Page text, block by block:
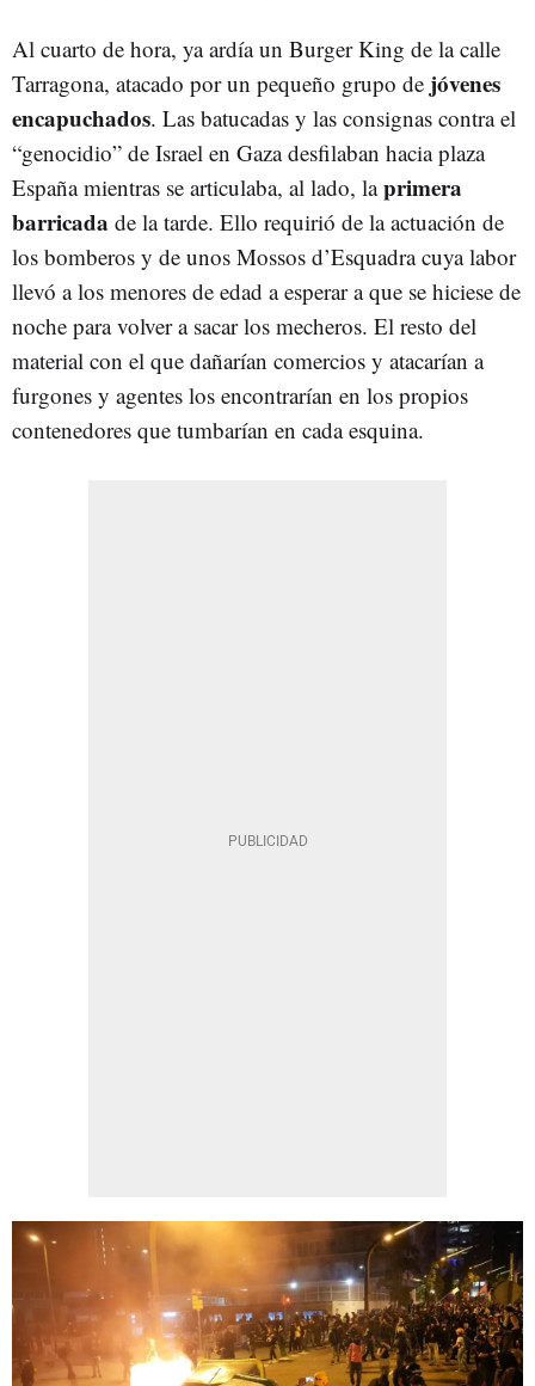
Al cuarto de hora, ya ardía un Burger King de la calle
Tarragona, atacado por un pequeño grupo de jóvenes
encapuchados. Las batucadas y las consignas contra el
“genocidio” de Israel en Gaza desfilaban hacia plaza
España mientras se articulaba, al lado, laprimera
barricada de la tarde. Ello requirió de la actuación de
los bomberos y de unos Mossos d’Esquadra cuya labor
llevó a los menores de edad a esperar a que se hiciese de
noche para volver a sacar los mecheros. El resto del
material con el que dañarían comercios y atacarían a
furgones y agentes los encontrarían en los propios
contenedores que tumbarían en cada esquina.